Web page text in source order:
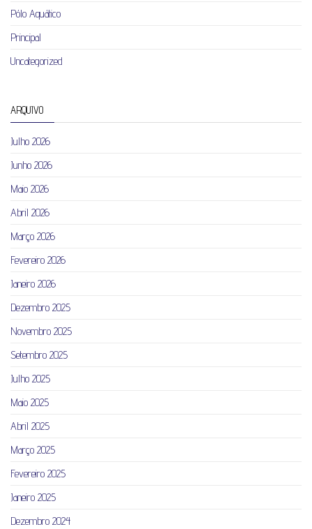
Pólo Aquático
Principal
Uncategorized
ARQUIVO
Julho 2026
Junho 2026
Maio 2026
Abril 2026
Março 2026
Fevereiro 2026
Janeiro 2026
Dezembro 2025
Novembro 2025
Setembro 2025
Julho 2025
Maio 2025
Abril 2025
Março 2025
Fevereiro 2025
Janeiro 2025
Dezembro 2024